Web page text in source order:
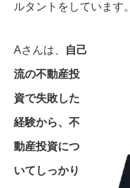
ルタントをしています。
Aさんは、 自己
流の不動産投
資で失敗した
経験から、不
動産投資につ
いてしっかり